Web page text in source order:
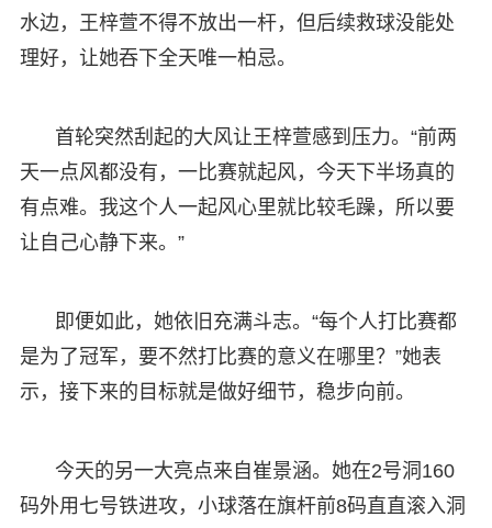
水边，王梓萱不得不放出一杆，但后续救球没能处
理好，让她吞下全天唯一柏忌。
首轮突然刮起的大风让王梓萱感到压力。“前两
天一点风都没有，一比赛就起风，今天下半场真的
有点难。我这个人一起风心里就比较毛躁，所以要
让自己心静下来。”
即便如此，她依旧充满斗志。“每个人打比赛都
是为了冠军，要不然打比赛的意义在哪里？”她表
示，接下来的目标就是做好细节，稳步向前。
今天的另一大亮点来自崔景涵。她在2号洞160
码外用七号铁进攻，小球落在旗杆前8码直直滚入洞